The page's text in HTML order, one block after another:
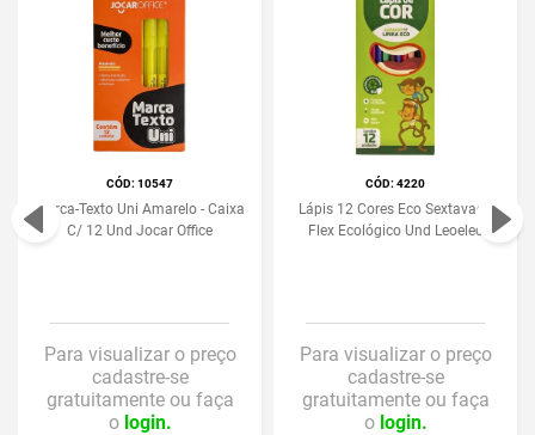
:10547
Marca-Texto Uni Amarelo - Caixa
C/ 12 Und Jocar Office
Para visualizar o preço
cadastre-se
gratuitamente ou faça
o login.
:4220
Lápis 12 Cores Eco Sextavado
Flex Ecológico Und Leoeleo
Para visualizar o preço
cadastre-se
gratuitamente ou faça
o login.